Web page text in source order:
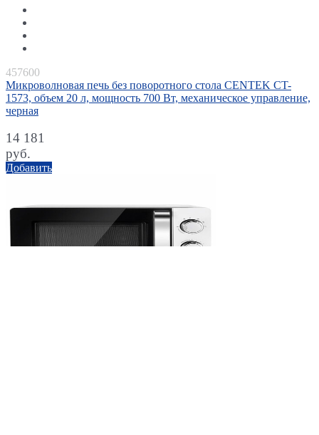
457600
Микроволновая печь без поворотного стола CENTEK CT-
1573, объем 20 л, мощность 700 Вт, механическое управление,
черная
14 181
руб.
Добавить